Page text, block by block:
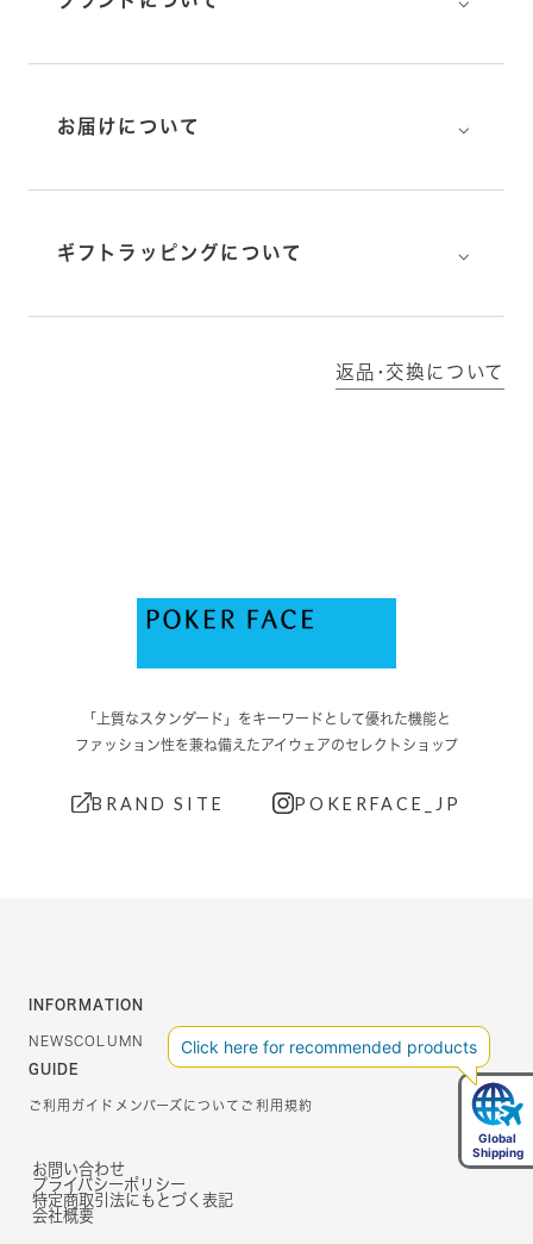
お届けについて ⌵
ギフトラッピングについて ⌵
返品･交換について
「上質なスタンダード」をキーワードとして優れた機能と
ファッション性を兼ね備えたアイウェアのセレクトショップ
BRAND SITE POKERFACE_JP
INFORMATION
NEWSCOLUMN
GUIDE
ご利用ガイド メンバーズについて ご利用規約
お問い合わせ
プライバシーポリシー
特定商取引法にもとづく表記
会社概要